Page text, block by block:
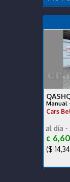
Manual
Cars
al día - se recibe
¢
($